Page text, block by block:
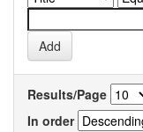
Results/Page
In order